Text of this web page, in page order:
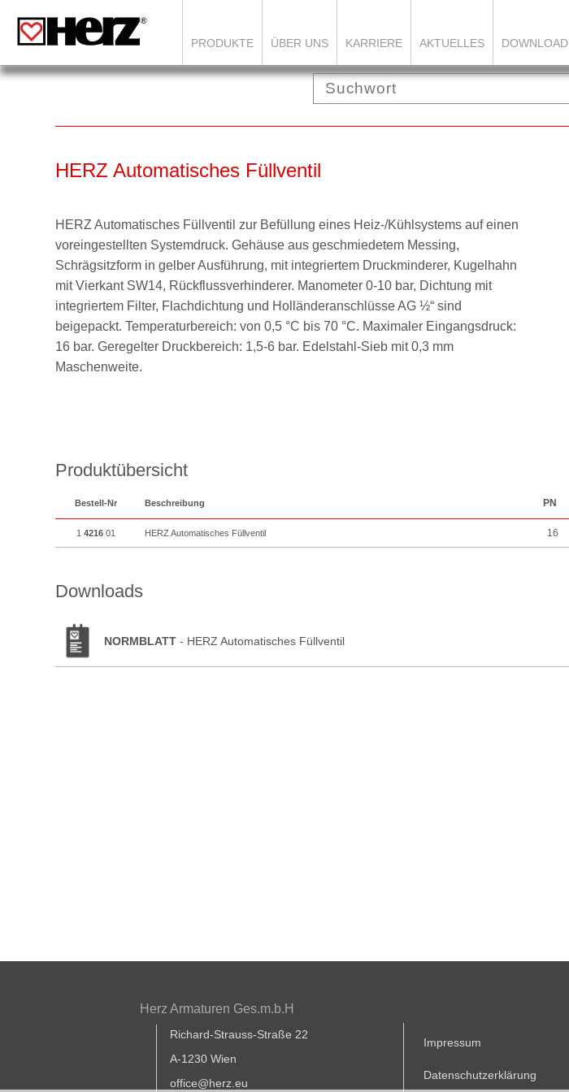
PRODUKTE ÜBER UNS KARRIERE AKTUELLES DOWNLOAD
HERZ Automatisches Füllventil
HERZ Automatisches Füllventil zur Befüllung eines Heiz-/Kühlsystems auf einen
voreingestellten Systemdruck. Gehäuse aus geschmiedetem Messing,
Schrägsitzform in gelber Ausführung, mit integriertem Druckminderer, Kugelhahn
mit Vierkant SW14, Rückflussverhinderer. Manometer 0-10 bar, Dichtung mit
integriertem Filter, Flachdichtung und Holländeranschlüsse AG ½“ sind
beigepackt. Temperaturbereich: von 0,5 °C bis 70 °C. Maximaler Eingangsdruck:
16 bar. Geregelter Druckbereich: 1,5-6 bar. Edelstahl-Sieb mit0,3 mm
Maschenweite.
Produktübersicht
Bestell-Nr Beschreibung PN
1 4216 01 HERZ Automatisches Füllventil 16
Downloads
NORMBLATT - HERZ Automatisches Füllventil
Herz Armaturen Ges.m.b.H
Richard-Strauss-Straße 22
A-1230 Wien
office@herz.eu
Impressum
Datenschutzerklärung